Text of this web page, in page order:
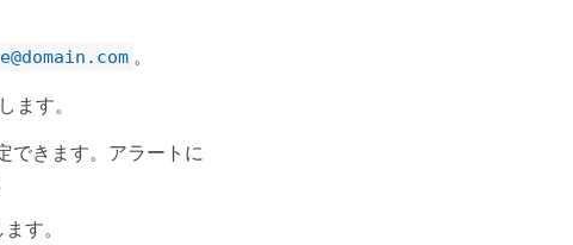
。
ます。
できます。アラートに
す。